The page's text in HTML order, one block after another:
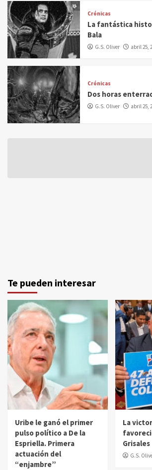
Crónicas
La fantástica
Bala
G.S. Oliver abril 25,
Crónicas
Dos horas
G.S. Oliver abril 25,
Te pueden interesar
Uribe le ganó el primer
pulso político a De la
Espriella. Primera
actuación del
“enjambre”
La
Grisales
G.S.